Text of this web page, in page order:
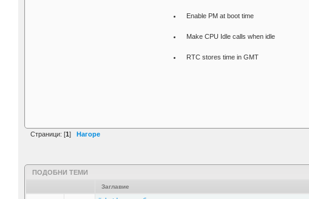
Enable PM at boot
Make CPU Idle calls
RTC stores time in GMT
Страници: [1] Нагоре
ПОДОБНИ ТЕМИ
Заглавие